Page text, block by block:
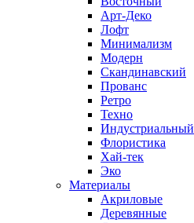
Арт-Деко
Лофт
Минимализм
Модерн
Скандинавский
Прованс
Ретро
Техно
Индустриальный
Флористика
Хай-тек
Эко
Материалы
Акриловые
Деревянные